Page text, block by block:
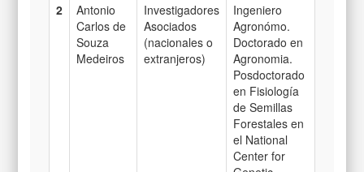
2
Antonio
Carlos de
Souza
Medeiros
Investigadores
Asociados
(nacionales o
extranjeros)
Ingeniero
Agronómo.
Doctorado en
Agronomia.
Posdoctorado
en Fisiología
de Semillas
Forestales en
el National
Center for